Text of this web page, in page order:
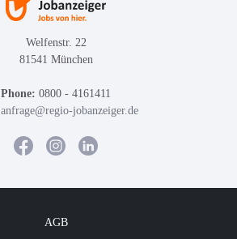
Welfenstr. 22
81541 München
Phone: 0800 - 4161411
anfrage@regio-jobanzeiger.de
AGB